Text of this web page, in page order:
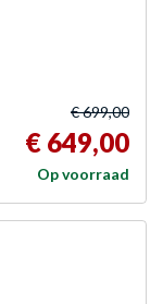
€ 699,00
€ 649,00
Op voorraad